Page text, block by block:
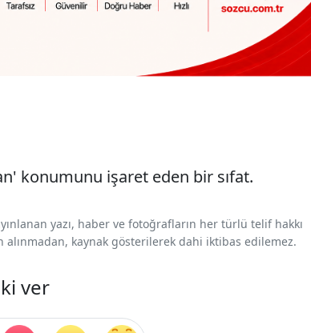
konumunu işaret eden bir sıfat.
yazı, haber ve fotoğrafların her türlü telif hakkı
alınmadan, kaynak gösterilerek dahi iktibas edilemez.
ver